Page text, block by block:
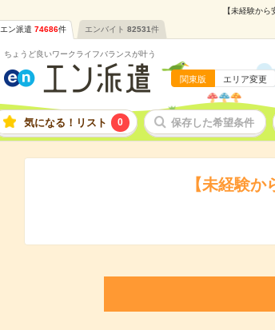
【未経験か
エン派遣 74686件 エンバイト 82531件
ちょうど良いワークライフバランスが叶う
関東版 エリア変更
気になる！リスト 0 保存した希望条件
【未経験